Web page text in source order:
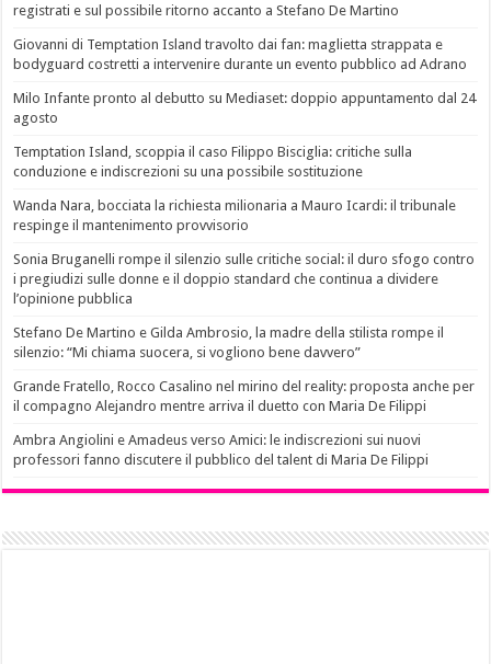
registrati e sul possibile ritorno accanto a Stefano De Martino
Giovanni di Temptation Island travolto dai fan: maglietta strappata e
bodyguard costretti a intervenire durante un evento pubblico ad Adrano
Milo Infante pronto al debutto su Mediaset: doppio appuntamento dal 24
agosto
Temptation Island, scoppia il caso Filippo Bisciglia: critiche sulla
conduzione e indiscrezioni su una possibile sostituzione
Wanda Nara, bocciata la richiesta milionaria a Mauro Icardi: il tribunale
respinge il mantenimento provvisorio
Sonia Bruganelli rompe il silenzio sulle critiche social: il duro sfogo contro
i pregiudizi sulle donne e il doppio standard che continua a dividere
l’opinione pubblica
Stefano De Martino e Gilda Ambrosio, la madre della stilista rompe il
silenzio: “Mi chiama suocera, si vogliono bene davvero”
Grande Fratello, Rocco Casalino nel mirino del reality: proposta anche per
il compagno Alejandro mentre arriva il duetto con Maria De Filippi
Ambra Angiolini e Amadeus verso Amici: le indiscrezioni sui nuovi
professori fanno discutere il pubblico del talent di Maria De Filippi